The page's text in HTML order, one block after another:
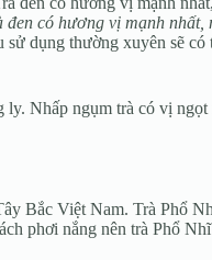
đen có hương vị mạnh
dụng thường xuyên sẽ
Nhấp ngụm trà có vị
Bắc Việt Nam. Trà Phổ
phơi nắng nên trà Phổ